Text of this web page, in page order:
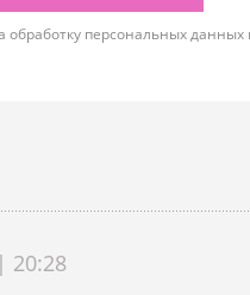
персональных данных
20:28